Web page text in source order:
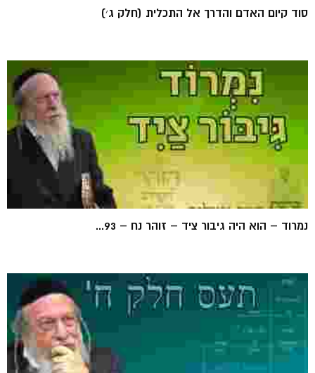
סוד קיום האדם והדרך אל התכלית (חלק ג׳)
נמרוד – הוא היה גיבור ציד – זוהר נח – 93...